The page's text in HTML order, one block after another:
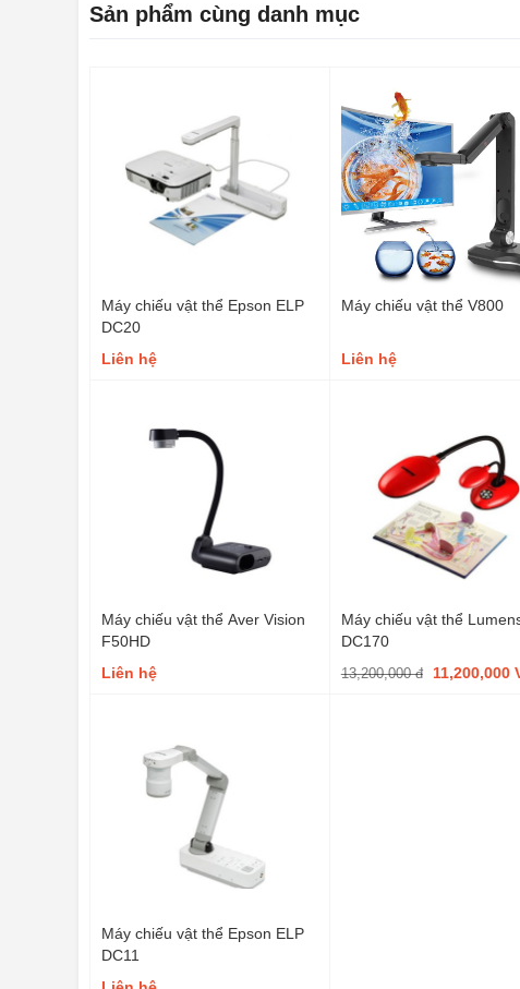
Sản phẩm cùng danh mục
Máy chiếu vật thể Epson ELP
DC20
Liên hệ
Máy chiếu vật thể V800
Liên hệ
Máy chiếu vật thể Aver Vision
F50HD
Liên hệ
Máy chiếu vật thể
DC170
13,200,000 đ 11,200,000
Máy chiếu vật thể Epson ELP
DC11